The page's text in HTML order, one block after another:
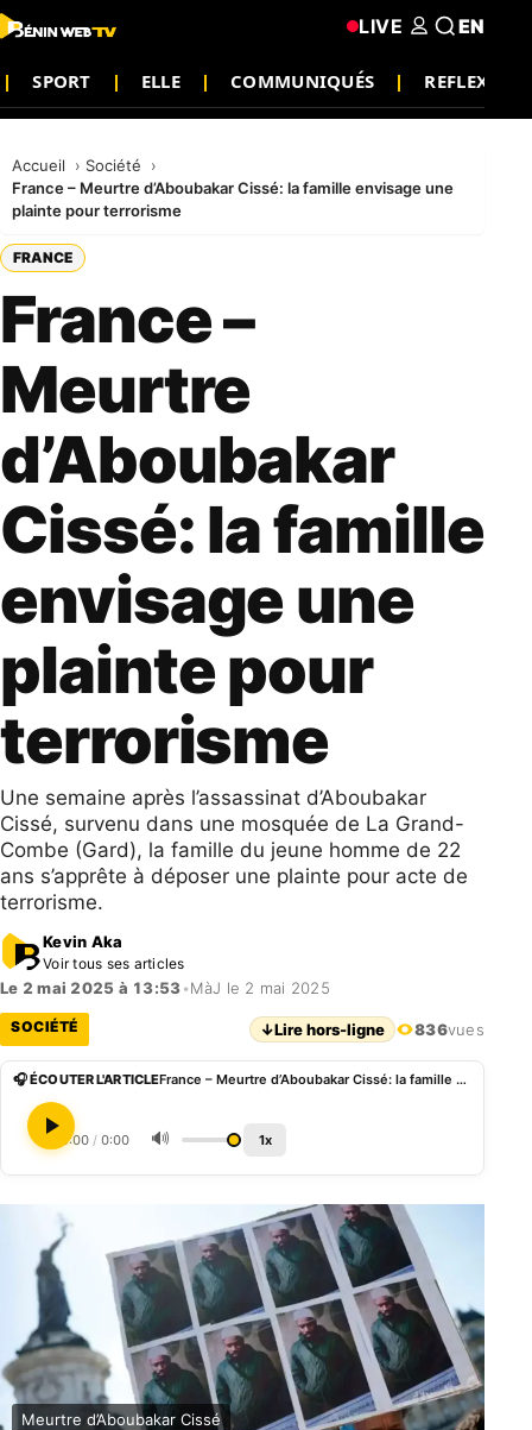
SPORT ELLE COMMUNIQUÉS REFLEXION
LIVE EN
Accueil
Société
France – Meurtre d’Aboubakar Cissé: la famille envisage une
plainte pour terrorisme
FRANCE
France –
Meurtre
d’Aboubakar
Cissé: la famille
envisage une
plainte pour
terrorisme
Une semaine après l’assassinat d’Aboubakar
Cissé, survenu dans une mosquée de La Grand-
Combe (Gard), la famille du jeune homme de 22
ans s’apprête à déposer une plainte pour acte de
terrorisme.
Kevin Aka
Voir tous ses articles
Le 2 mai 2025 à 13:53•MàJ le 2 mai 2025
SOCIÉTÉ ↓Lire hors-ligne 836vues
🎧 ÉCOUTER L'ARTICLE France – Meurtre d’Aboubakar Cissé: la famille envisage une plainte pour terrorisme
0:00 / 0:00 🔊 1x
Meurtre d’Aboubakar Cissé